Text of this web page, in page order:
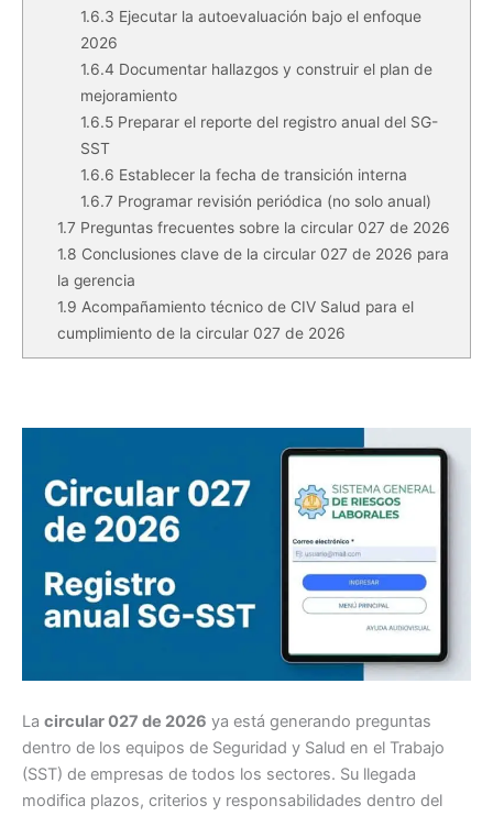
1.6.3 Ejecutar la autoevaluación bajo el enfoque
2026
1.6.4 Documentar hallazgos y construir el plan de
mejoramiento
1.6.5Preparar el reporte del registro anual del SG-
SST
1.6.6 Establecer la fecha de transición interna
1.6.7 Programar revisión periódica (no solo anual)
1.7 Preguntas frecuentes sobre la circular 027 de 2026
1.8 Conclusiones clave de la circular 027 de 2026 para
la gerencia
1.9 Acompañamiento técnico de CIV Salud para el
cumplimiento de la circular 027 de 2026
La circular 027 de 2026 ya está generando preguntas
dentro de los equipos de Seguridad y Salud en el Trabajo
(SST) de empresas de todos los sectores. Su llegada
modifica plazos, criterios y responsabilidades dentro del